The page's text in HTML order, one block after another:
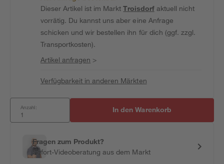
Dieser Artikel ist im MarktTroisdorfaktuell nicht
vorrätig. Du kannst uns aber eine Anfrage
schicken und wir bestellen ihn für dich (ggf. zzgl.
Transportkosten).
Artikel anfragen >
Verfügbarkeit in anderen Märkten
Anzahl: In den Warenkorb
Fragen zum Produkt?
Sofort-Videoberatung aus dem Markt